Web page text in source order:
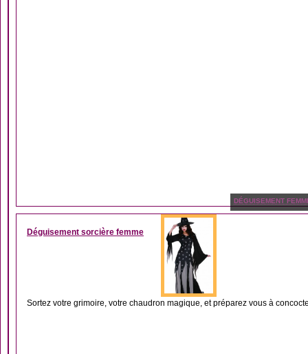
DÉGUISEMENT
Déguisement sorcière femme
Sortez votre grimoire, votre chaudron magique, et préparez vous à